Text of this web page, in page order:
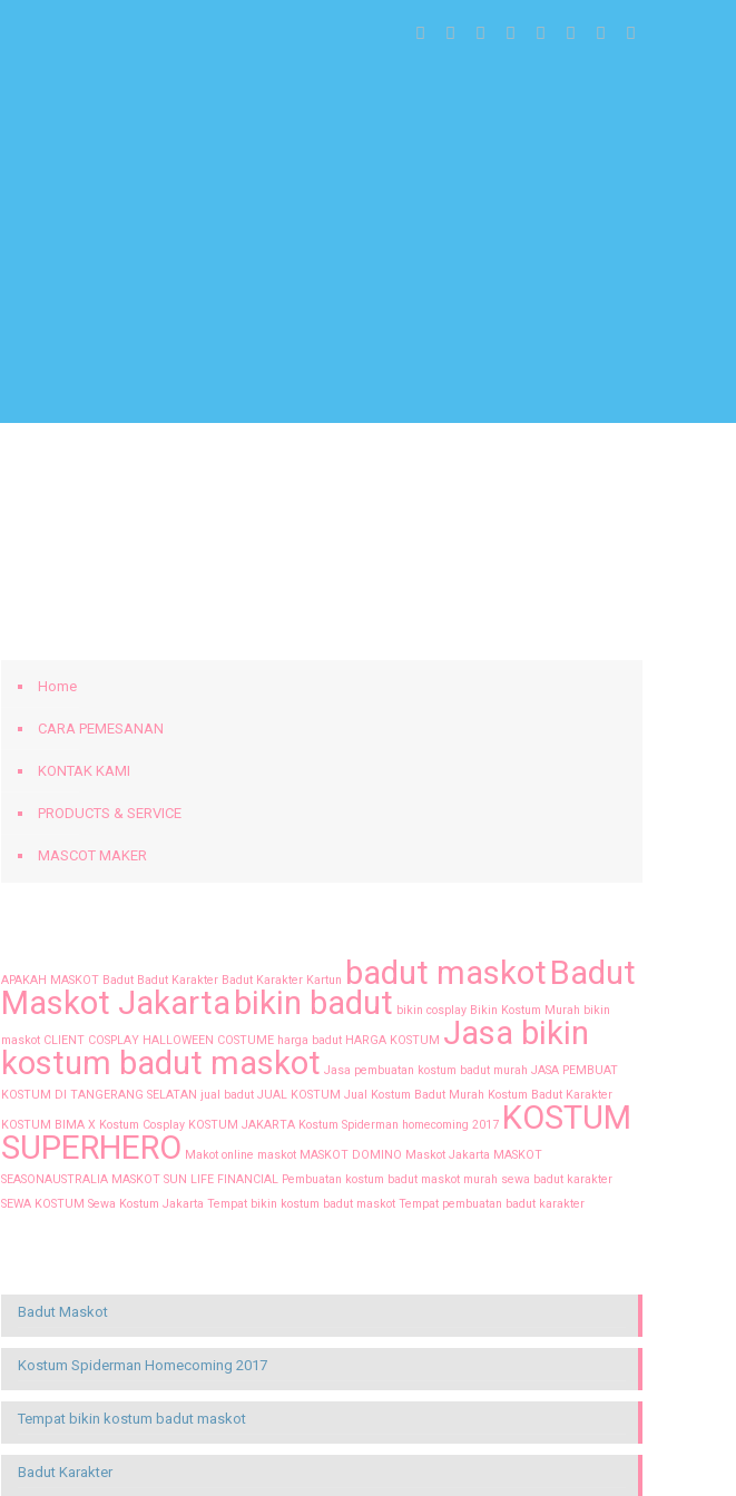
Home
CARA PEMESANAN
KONTAK KAMI
PRODUCTS & SERVICE
MASCOT MAKER
APAKAH MASKOT Badut Badut Karakter Badut Karakter Kartun badut maskotBadut
Maskot Jakarta bikin badut bikin cosplay Bikin Kostum Murah bikin
maskot CLIENT COSPLAY HALLOWEEN COSTUME harga badut HARGA KOSTUM Jasa bikin
kostum badut maskot Jasa pembuatan kostum badut murah JASA PEMBUAT
KOSTUM DI TANGERANG SELATAN jual badut JUAL KOSTUM Jual Kostum Badut Murah Kostum Badut Karakter
KOSTUM BIMA X Kostum Cosplay KOSTUM JAKARTA Kostum Spiderman homecoming 2017 KOSTUM
SUPERHERO Makot online maskot MASKOT DOMINO Maskot Jakarta MASKOT
SEASONAUSTRALIA MASKOT SUN LIFE FINANCIAL Pembuatan kostum badut maskot murah sewa badut karakter
SEWA KOSTUM Sewa Kostum Jakarta Tempat bikin kostum badut maskot Tempat pembuatan badut karakter
Badut Maskot
Kostum Spiderman Homecoming 2017
Tempat bikin kostum badut maskot
Badut Karakter